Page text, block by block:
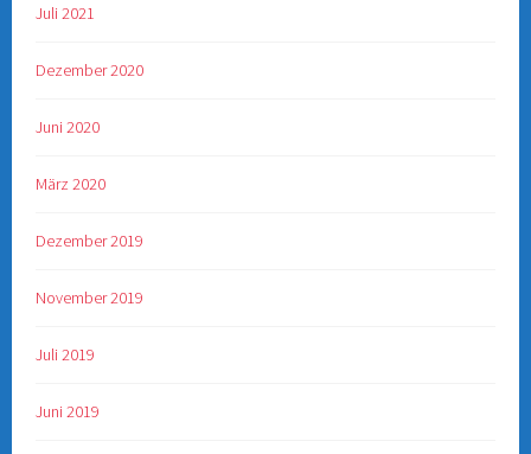
Juli 2021
Dezember 2020
Juni 2020
März 2020
Dezember 2019
November 2019
Juli 2019
Juni 2019